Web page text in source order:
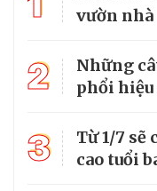
vườn nhà
2
Những
phổi hiệu
3
Từ 1/7 sẽ
cao tuổi